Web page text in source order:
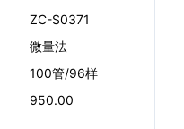
ZC-S0371
微量法
100管/96样
950.00